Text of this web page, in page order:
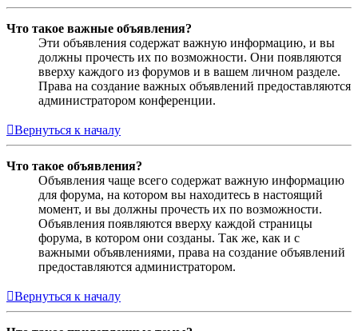
Что такое важные объявления?
Эти объявления содержат важную информацию, и вы
должны прочесть их по возможности. Они появляются
вверху каждого из форумов и в вашем личном разделе.
Права на создание важных объявлений предоставляются
администратором конференции.
Вернуться к началу
Что такое объявления?
Объявления чаще всего содержат важную информацию
для форума, на котором вы находитесь в настоящий
момент, и вы должны прочесть их по возможности.
Объявления появляются вверху каждой страницы
форума, в котором они созданы. Так же, как и с
важными объявлениями, права на создание объявлений
предоставляются администратором.
Вернуться к началу